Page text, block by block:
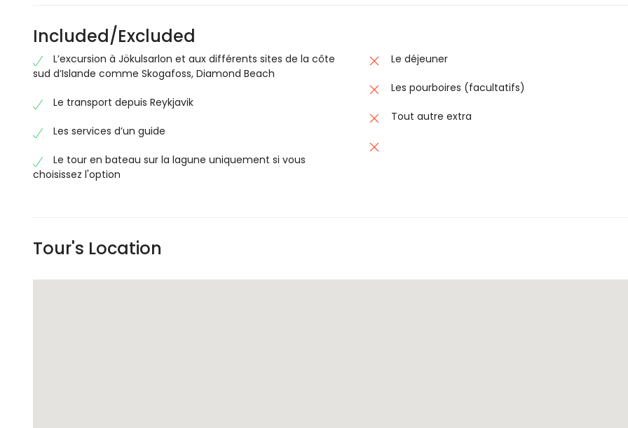
Included/Excluded
L’excursion à Jökulsarlon et aux différents sites de la côte
sud d’Islande comme Skogafoss, Diamond Beach
Le transport depuis Reykjavik
Les services d’un guide
Le tour en bateau sur la lagune uniquement si vous
choisissez l'option
Le déjeuner
Les pourboires (facultatifs)
Tout autre extra
Tour's Location